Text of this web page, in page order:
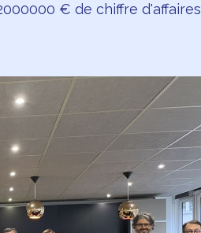
€ de chiffre d'affaires